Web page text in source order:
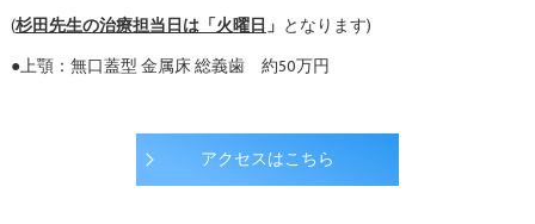
(杉田先生の治療担当日は「火曜日」 となります)
●上顎：無口蓋型 金属床 総義歯 約50万円
アクセスはこちら